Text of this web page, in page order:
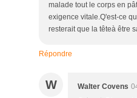
malade tout le corps en
exigence vitale.Q'est-ce
resterait que la têteà être
Répondre
W Walter Covens